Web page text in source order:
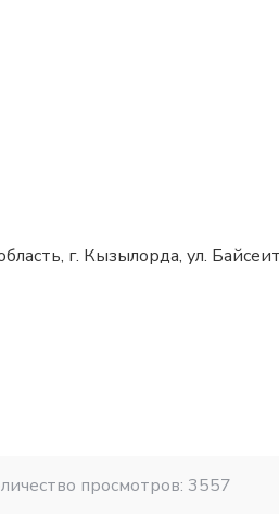
г. Кызылорда, ул.
просмотров: 3557